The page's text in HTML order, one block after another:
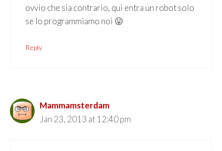
ovvio che sia contrario, qui entra un robot solo
se lo programmiamo noi 😛
Reply
Mammamsterdam
Jan 23, 2013 at 12:40 pm